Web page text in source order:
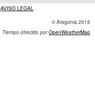
AVISO LEGAL
© Aragonia 2015
Tiempo ofrecido porOpenWeatherMap